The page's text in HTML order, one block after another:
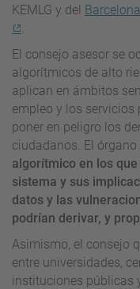
KEMLG y del
El consejo asesor se
algorítmicos de alto
aplican en ámbitos
empleo y los servicios
poner en peligro los
ciudadanos. El órgano
algorítmico en los
sistema y sus
datos y las
podrían derivar, y
Asimismo, el consejo
entre universidades,
instituciones públicas